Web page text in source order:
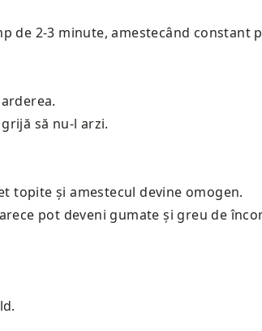
de 2-3 minute, amestecând constant
să nu-l arzi.
topite și amestecul devine omogen.
pot deveni gumate și greu de